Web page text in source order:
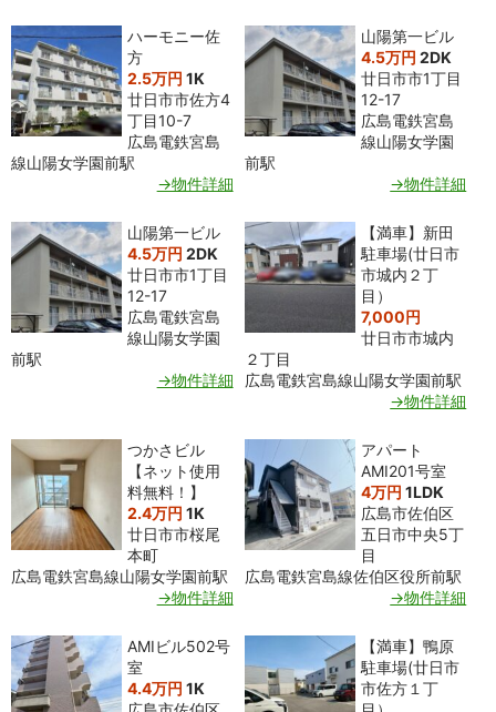
ハーモニー佐
方
2.5万円 1K
廿日市市佐方4
丁目10-7
広島電鉄宮島
線山陽女学園前駅
→物件詳細
山陽第一ビル
4.5万円 2DK
廿日市市1丁目
12-17
広島電鉄宮島
線山陽女学園
前駅
→物件詳細
山陽第一ビル
4.5万円 2DK
廿日市市1丁目
12-17
広島電鉄宮島
線山陽女学園
前駅
→物件詳細
【満車】新田
駐車場(廿日市
市城内２丁
目）
7,000円
廿日市市城内
２丁目
広島電鉄宮島線山陽女学園前駅
→物件詳細
つかさビル
【ネット使用
料無料！】
2.4万円 1K
廿日市市桜尾
本町
広島電鉄宮島線山陽女学園前駅
→物件詳細
アパート
AMI201号室
4万円 1LDK
広島市佐伯区
五日市中央5丁
目
広島電鉄宮島線佐伯区役所前駅
→物件詳細
AMIビル502号
室
4.4万円 1K
【満車】鴨原
駐車場(廿日市
市佐方１丁